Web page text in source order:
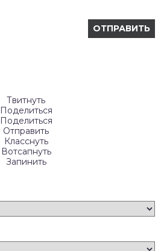
Твитнуть
Поделиться
Поделиться
Отправить
Класснуть
Вотсапнуть
Запинить